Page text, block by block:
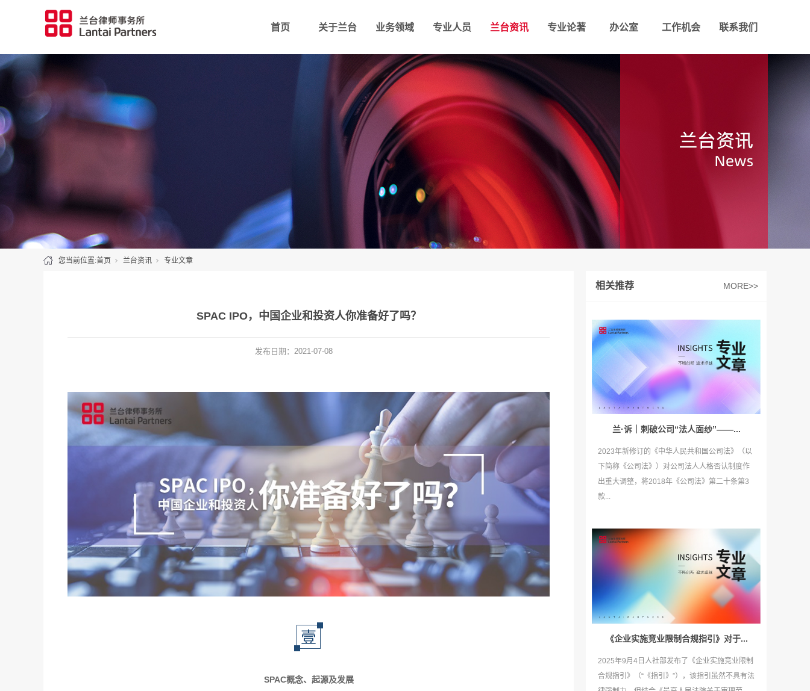
首页 关于兰台 业务领域 专业人员 兰台资讯 专业论著 办公室 工作机会 联系我们
您当前位置:首页 兰台资讯 专业文章
SPAC IPO，中国企业和投资人你准备好了吗？
发布日期： 2021-07-08
壹
SPAC概念、起源及发展
相关推荐 MORE>>
兰·诉｜刺破公司“法人面纱”——...
2023年新修订的《中华人民共和国公司法》（以
下简称《公司法》）对公司法人人格否认制度作
出重大调整，将2018年《公司法》第二十条第3
款...
《企业实施竞业限制合规指引》对于...
2025年9月4日人社部发布了《企业实施竞业限制
合规指引》（“《指引》”），该指引虽然不具有法